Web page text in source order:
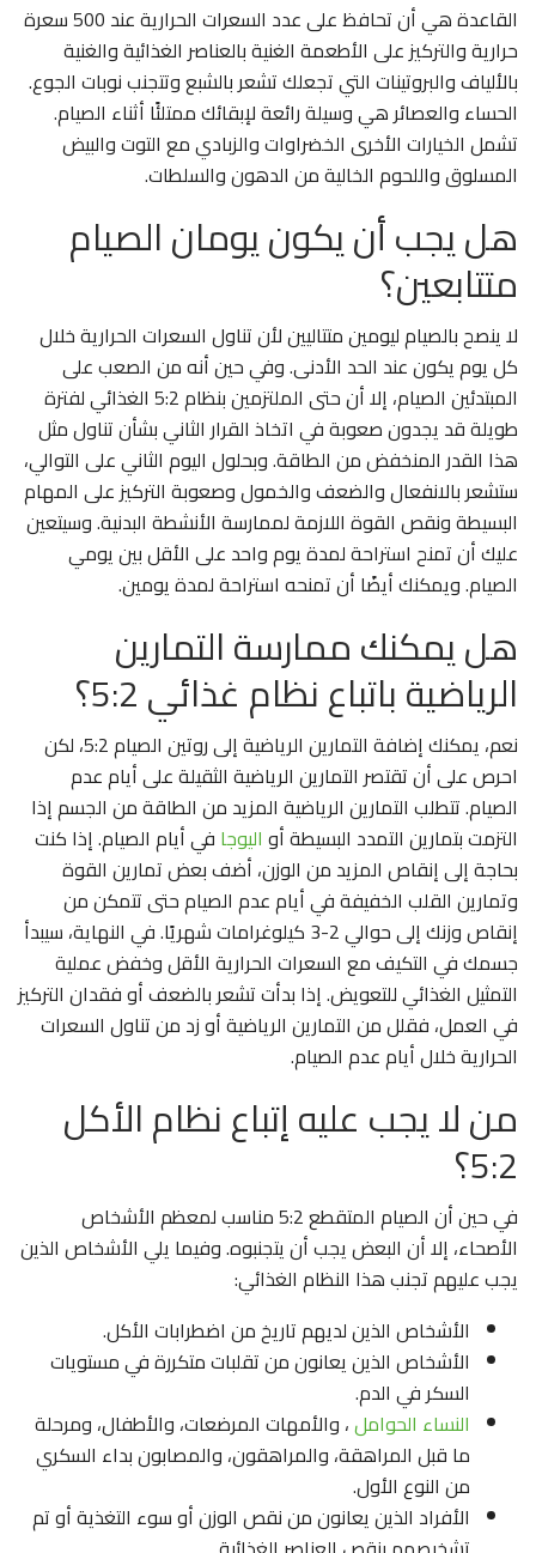
القاعدة هي أن تحافظ على عدد السعرات الحرارية عند 500 سعرة
حرارية والتركيز على الأطعمة الغنية بالعناصر الغذائية والغنية
بالألياف والبروتينات التي تجعلك تشعر بالشبع وتتجنب نوبات الجوع.
الحساء والعصائر هي وسيلة رائعة لإبقائك ممتلئًا أثناء الصيام.
تشمل الخيارات الأخرى الخضراوات والزبادي مع التوت والبيض
المسلوق واللحوم الخالية من الدهون والسلطات.
هل يجب أن يكون يومان الصيام
متتابعين؟
لا ينصح بالصيام ليومين متتاليين لأن تناول السعرات الحرارية خلال
كل يوم يكون عند الحد الأدنى. وفي حين أنه من الصعب على
المبتدئين الصيام، إلا أن حتى الملتزمين بنظام 5:2 الغذائي لفترة
طويلة قد يجدون صعوبة في اتخاذ القرار الثاني بشأن تناول مثل
هذا القدر المنخفض من الطاقة. وبحلول اليوم الثاني على التوالي،
ستشعر بالانفعال والضعف والخمول وصعوبة التركيز على المهام
البسيطة ونقص القوة اللازمة لممارسة الأنشطة البدنية. وسيتعين
عليك أن تمنح استراحة لمدة يوم واحد على الأقل بين يومي
الصيام. ويمكنك أيضًا أن تمنحه استراحة لمدة يومين.
هل يمكنك ممارسة التمارين
الرياضية باتباع نظام غذائي 5:2؟
نعم، يمكنك إضافة التمارين الرياضية إلى روتين الصيام 5:2، لكن
احرص على أن تقتصر التمارين الرياضية الثقيلة على أيام عدم
الصيام. تتطلب التمارين الرياضية المزيد من الطاقة من الجسم إذا
التزمت بتمارين التمدد البسيطة أو اليوجا في أيام الصيام. إذا كنت
بحاجة إلى إنقاص المزيد من الوزن، أضف بعض تمارين القوة
وتمارين القلب الخفيفة في أيام عدم الصيام حتى تتمكن من
إنقاص وزنك إلى حوالي 2-3 كيلوغرامات شهريًا. في النهاية، سيبدأ
جسمك في التكيف مع السعرات الحرارية الأقل وخفض عملية
التمثيل الغذائي للتعويض. إذا بدأت تشعر بالضعف أو فقدان التركيز
في العمل، فقلل من التمارين الرياضية أو زد من تناول السعرات
الحرارية خلال أيام عدم الصيام.
من لا يجب عليه إتباع نظام الأكل
5:2؟
في حين أن الصيام المتقطع 5:2 مناسب لمعظم الأشخاص
الأصحاء، إلا أن البعض يجب أن يتجنبوه. وفيما يلي الأشخاص الذين
يجب عليهم تجنب هذا النظام الغذائي:
الأشخاص الذين لديهم تاريخ من اضطرابات الأكل.
الأشخاص الذين يعانون من تقلبات متكررة في مستويات
السكر في الدم.
النساء الحوامل، والأمهات المرضعات، والأطفال، ومرحلة
ما قبل المراهقة، والمراهقون، والمصابون بداء السكري
من النوع الأول.
الأفراد الذين يعانون من نقص الوزن أو سوء التغذية أو تم